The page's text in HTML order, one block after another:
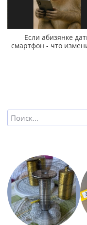
Если абизянке
смартфон - что